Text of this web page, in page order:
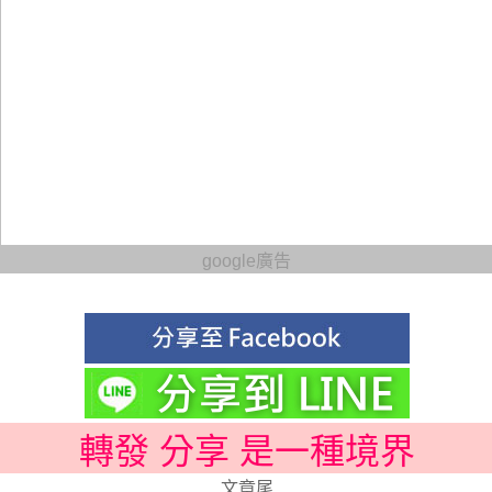
google廣告
轉發 分享 是一種境界
文章尾